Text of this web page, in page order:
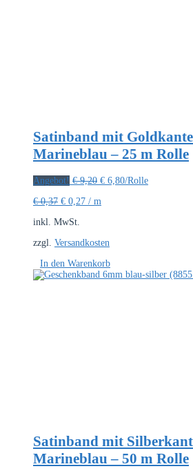
Satinband mit
Marineblau – 25 m Rolle
Angebot! €9,20 Ursprünglicher
war:
€ 6,80Aktueller
/Rolle
€0,37 € 0,27 / m
inkl. MwSt.
zzgl. Versandkosten
In den Warenkorb
Satinband mit
Marineblau – 50 m Rolle